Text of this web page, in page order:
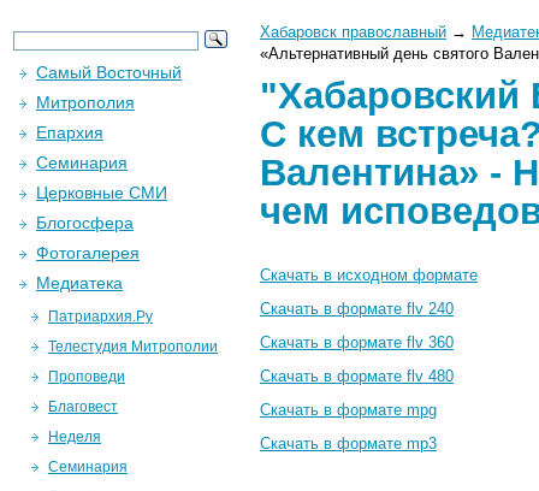
Хабаровск православный →
«Альтернативный день святого
"Хабаровский
С кем
Валентина» -
чем
Скачать в исходном формате
Скачать в формате flv 240
Скачать в формате flv 360
Скачать в формате flv 480
Скачать в формате mpg
Скачать в формате mp3
Самый Восточный
Митрополия
Епархия
Семинария
Церковные СМИ
Блогосфера
Фотогалерея
Медиатека
Патриархия.Ру
Телестудия Митрополии
Проповеди
Благовест
Неделя
Семинария